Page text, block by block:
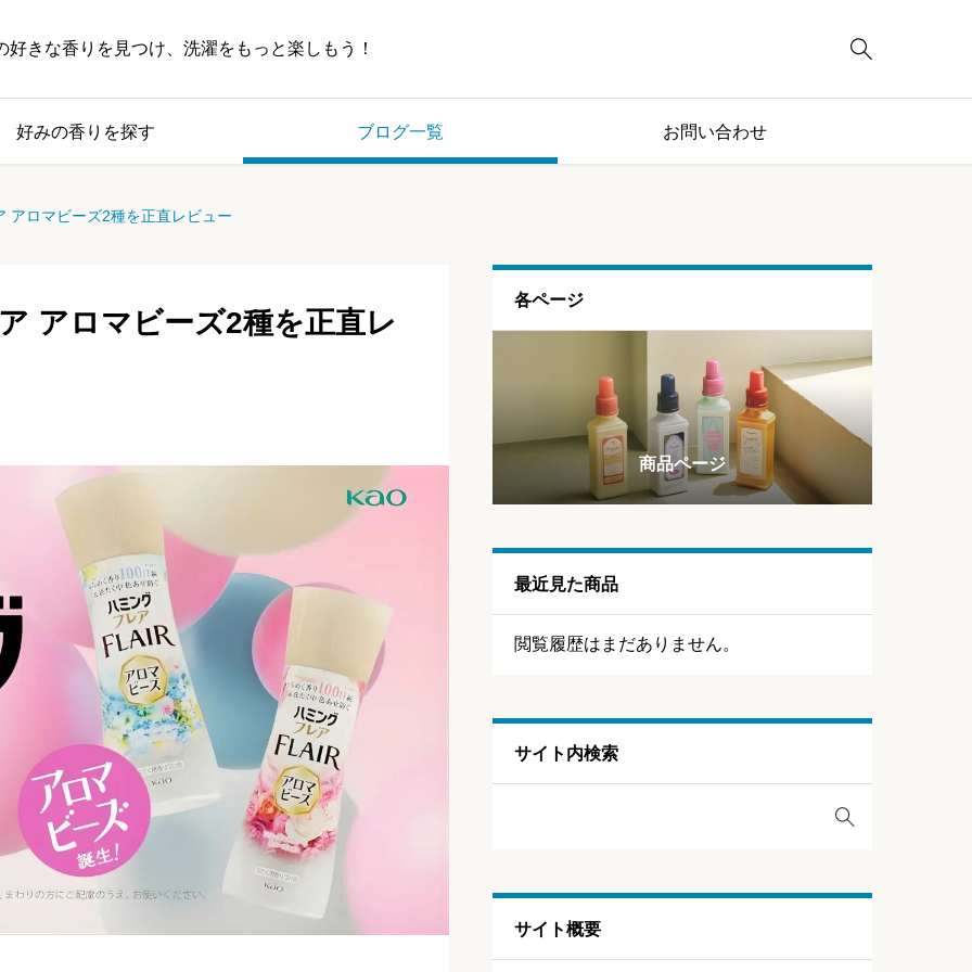
好きな香りを見つけ、洗濯をもっと楽しもう！ 
好みの香りを探す ブログ一覧 お問い合わせ
アロマビーズ2種を正直レビュー
アロマビーズ2種を正直レ
各ページ
ランキング
商品ページ
ブログページ
最近見た商品
閲覧履歴はまだありません。
サイト内検索
サイト概要